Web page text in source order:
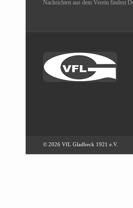
Nachrichten aus dem Verein findest
© 2026 VfL Gladbeck 1921 e.V.